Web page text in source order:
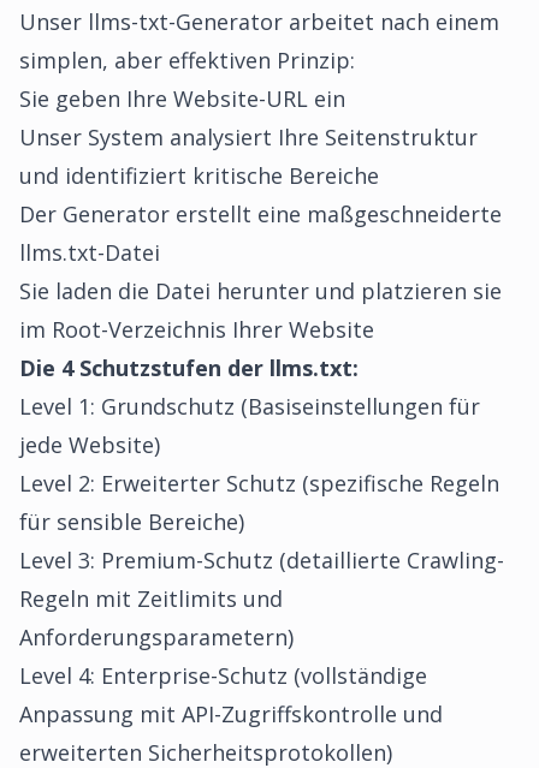
Unser llms-txt-Generator arbeitet nach einem
simplen, aber effektiven Prinzip:
Sie geben Ihre Website-URL ein
Unser System analysiert Ihre Seitenstruktur
und identifiziert kritische Bereiche
Der Generator erstellt eine maßgeschneiderte
llms.txt-Datei
Sie laden die Datei herunter und platzieren sie
im Root-Verzeichnis Ihrer Website
Die 4 Schutzstufen der llms.txt:
Level 1: Grundschutz (Basiseinstellungen für
jede Website)
Level 2: Erweiterter Schutz (spezifische Regeln
für sensible Bereiche)
Level 3: Premium-Schutz (detaillierte Crawling-
Regeln mit Zeitlimits und
Anforderungsparametern)
Level 4: Enterprise-Schutz (vollständige
Anpassung mit API-Zugriffskontrolle und
erweiterten Sicherheitsprotokollen)